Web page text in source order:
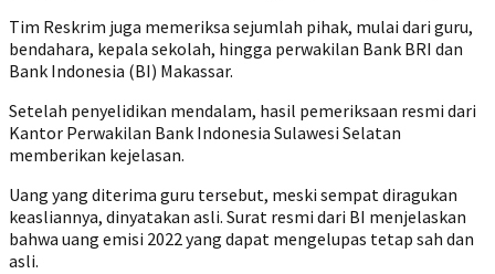
Tim Reskrim juga memeriksa sejumlah pihak, mulai dari guru,
bendahara, kepala sekolah, hingga perwakilan Bank BRI dan
Bank Indonesia (BI) Makassar.
Setelah penyelidikan mendalam, hasil pemeriksaan resmi dari
Kantor Perwakilan Bank Indonesia Sulawesi Selatan
memberikan kejelasan.
Uang yang diterima guru tersebut, meski sempat diragukan
keasliannya, dinyatakan asli. Surat resmi dari BI menjelaskan
bahwa uang emisi 2022 yang dapat mengelupas tetap sah dan
asli.